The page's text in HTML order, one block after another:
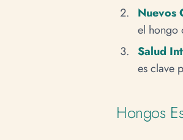
Nuevos
el hongo
Salud
es clave
Hongos